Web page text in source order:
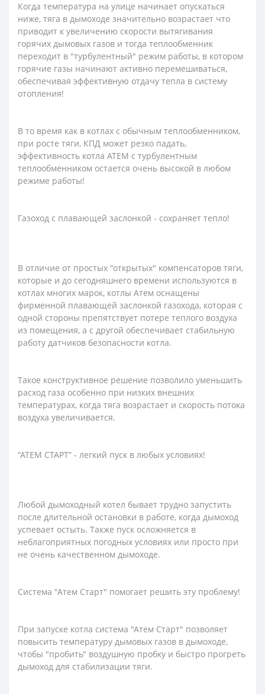
Когда температура на улице начинает опускаться
ниже, тяга в дымоходе значительно возрастает что
приводит к увеличению скорости вытягивания
горячих дымовых газов и тогда теплообменник
переходит в "турбулентный" режим работы, в котором
горячие газы начинают активно перемешиваться,
обеспечивая эффективную отдачу тепла в систему
отопления!
В то время как в котлах с обычным теплообменником,
при росте тяги, КПД может резко падать,
эффективность котла АТЕМ с турбулентным
теплообменником остается очень высокой в ​​любом
режиме работы!
Газоход с плавающей заслонкой - сохраняет тепло!
В отличие от простых "открытых" компенсаторов тяги,
которые и до сегодняшнего времени используются в
котлах многих марок, котлы Атем оснащены
фирменной плавающей заслонкой газохода, которая с
одной стороны препятствует потере теплого воздуха
из помещения, а с другой обеспечивает стабильную
работу датчиков безопасности котла.
Такое конструктивное решение позволило уменьшить
расход газа особенно при низких внешних
температурах, когда тяга возрастает и скорость потока
воздуха увеличивается.
“АТЕМ СТАРТ” - легкий пуск в любых условиях!
Любой дымоходный котел бывает трудно запустить
после длительной остановки в работе, когда дымоход
успевает остыть. Также пуск осложняется в
неблагоприятных погодных условиях или просто при
не очень качественном дымоходе.
Система "Атем Старт" помогает решить эту проблему!
При запуске котла система "Атем Старт" позволяет
повысить температуру дымовых газов в дымоходе,
чтобы "пробить" воздушную пробку и быстро прогреть
дымоход для стабилизации тяги.